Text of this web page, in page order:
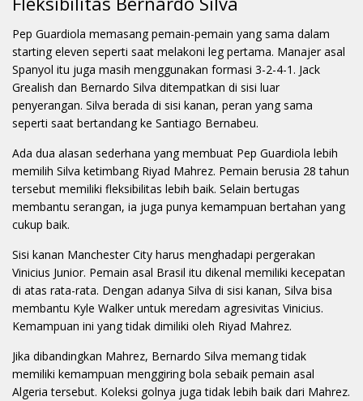
Pep Guardiola memasang pemain-pemain yang sama dalam
starting eleven seperti saat melakoni leg pertama. Manajer asal
Spanyol itu juga masih menggunakan formasi 3-2-4-1. Jack
Grealish dan Bernardo Silva ditempatkan di sisi luar
penyerangan. Silva berada di sisi kanan, peran yang sama
seperti saat bertandang ke Santiago Bernabeu.
Ada dua alasan sederhana yang membuat Pep Guardiola lebih
memilih Silva ketimbang Riyad Mahrez. Pemain berusia 28 tahun
tersebut memiliki fleksibilitas lebih baik. Selain bertugas
membantu serangan, ia juga punya kemampuan bertahan yang
cukup baik.
Sisi kanan Manchester City harus menghadapi pergerakan
Vinicius Junior. Pemain asal Brasil itu dikenal memiliki kecepatan
di atas rata-rata. Dengan adanya Silva di sisi kanan, Silva bisa
membantu Kyle Walker untuk meredam agresivitas Vinicius.
Kemampuan ini yang tidak dimiliki oleh Riyad Mahrez.
Jika dibandingkan Mahrez, Bernardo Silva memang tidak
memiliki kemampuan menggiring bola sebaik pemain asal
Algeria tersebut. Koleksi golnya juga tidak lebih baik dari Mahrez.